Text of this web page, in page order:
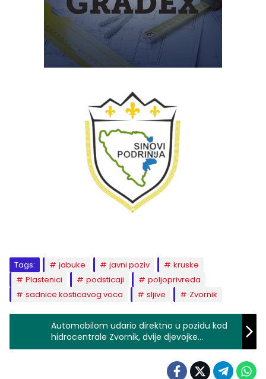
Tags: jabuke javni poziv
kruske
Plastenici
podsticaji
poljoprivreda
sadnice kosticavog voca
sljive Zvornik
Automobilom udario direktno u pozidu kod
hidrocentrale Zvornik, dvije djevojke
povređene (FOTO)